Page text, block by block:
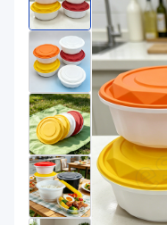
商品参数
商品分类
打包碗
产品特性
支持定制
产品特性
支持定制
商品图片